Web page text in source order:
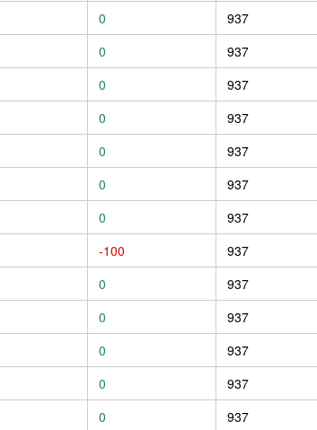
0 937
0 937
0 937
0 937
0 937
0 937
0 937
-100 937
0 937
0 937
0 937
0 937
0 937